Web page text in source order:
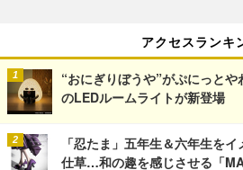
アクセスランキ
“おにぎりぼうや”がぷにっと
のLEDルームライトが新登場
「忍たま」五年生＆六年生を
仕草…和の趣を感じさせる「